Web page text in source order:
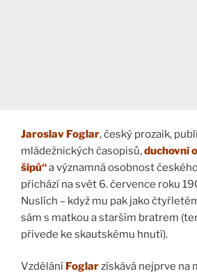
Jaroslav Foglar, český prozaik,
mládežnických časopisů,duchovní
šípů“a významná osobnost
přichází na svět 6. července roku
Nuslích – když mu pak jako
sám s matkou a starším bratrem
přivede ke skautskému hnutí).
Vzdělání Foglarzískává nejprve na